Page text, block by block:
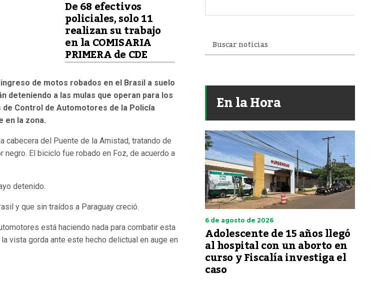
De 68 efectivos
policiales, solo 11
realizan su trabajo
en la COMISARIA
PRIMERA de CDE
de motos robados en el Brasil a suelo
deteniendo a las mulas que operan para los
Control de Automotores de la Policía
en la zona.
cabecera del Puente de la Amistad, tratando de
negro. El biciclo fue robado en Foz, de acuerdo a
detenido.
y que sin traídos a Paraguay creció.
está haciendo nada para combatir esta
vista gorda ante este hecho delictual en auge en
En la Hora
6 de agosto de 2026
Adolescente de 15 años llegó
al hospital con un aborto en
curso y Fiscalía investiga el
caso